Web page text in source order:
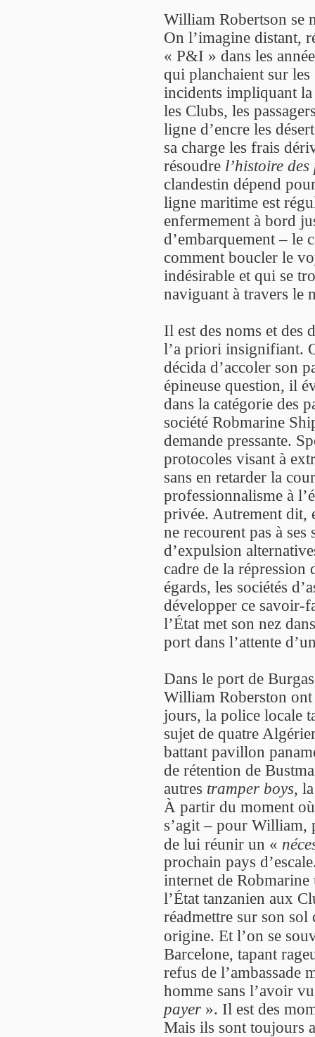
William Robertson se
On l’imagine distant,
« P&I » dans les
qui planchaient sur
incidents impliquant la
les Clubs, les
ligne d’encre les
sa charge les frais
résoudre l’histoire des
clandestin dépend
ligne maritime est
enfermement à bord
d’embarquement – le
comment boucler le
indésirable et qui se
naviguant à travers le
Il est des noms et des
l’a priori insignifiant.
décida d’accoler son
épineuse question, il
dans la catégorie des
société Robmarine
demande pressante.
protocoles visant à
sans en retarder la
professionnalisme à
privée. Autrement dit,
ne recourent pas à
d’expulsion
cadre de la répression
égards, les sociétés
développer ce savoir-
l’État met son nez
port dans l’attente
Dans le port de
William Roberston
jours, la police locale
sujet de quatre
battant pavillon
de rétention de
autres tramper boys,
À partir du moment
s’agit – pour
de lui réunir un «
prochain pays
internet de Robmarine
l’État tanzanien aux
réadmettre sur son sol
origine. Et l’on se
Barcelone, tapant
refus de l’ambassade
homme sans l’avoir
payer ». Il est des
Mais ils sont toujours